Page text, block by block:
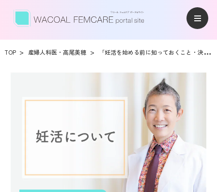
TOP 産婦人科医・高尾美穂 「妊活を始める前に知っておくこと・決めること」産婦人科医・高尾美穂先生のアドバイス